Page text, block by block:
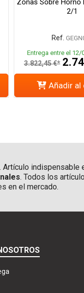
2/1
Ref.
Entrega entre el 12/
3.822,45 €*
Añadir al
indispensable
. Todos los
en el mercado.